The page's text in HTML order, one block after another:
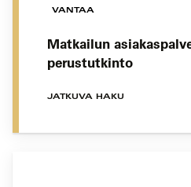
VANTAA
Matkailun
perustutkinto
JATKUVA HAKU